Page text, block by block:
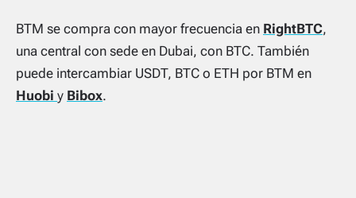
BTM se compra con mayor frecuencia en RightBTC,
una central con sede en Dubai, con BTC. También
puede intercambiar USDT, BTC o ETH por BTM en
Huobi y Bibox.